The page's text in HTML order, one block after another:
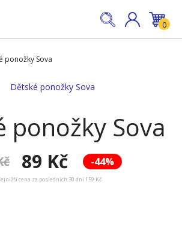
0
ponožky Sova
ponožky Sova
-44%
89 Kč
cena za posledních 30 dní 159 Kč